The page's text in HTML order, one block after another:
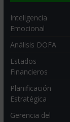
Inteligencia
Emocional
Análisis DOFA
Estados
Financieros
Planificación
Estratégica
Gerencia del